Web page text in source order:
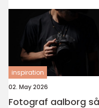
inspiration
02. May 2026
Fotograf aalborg sådan